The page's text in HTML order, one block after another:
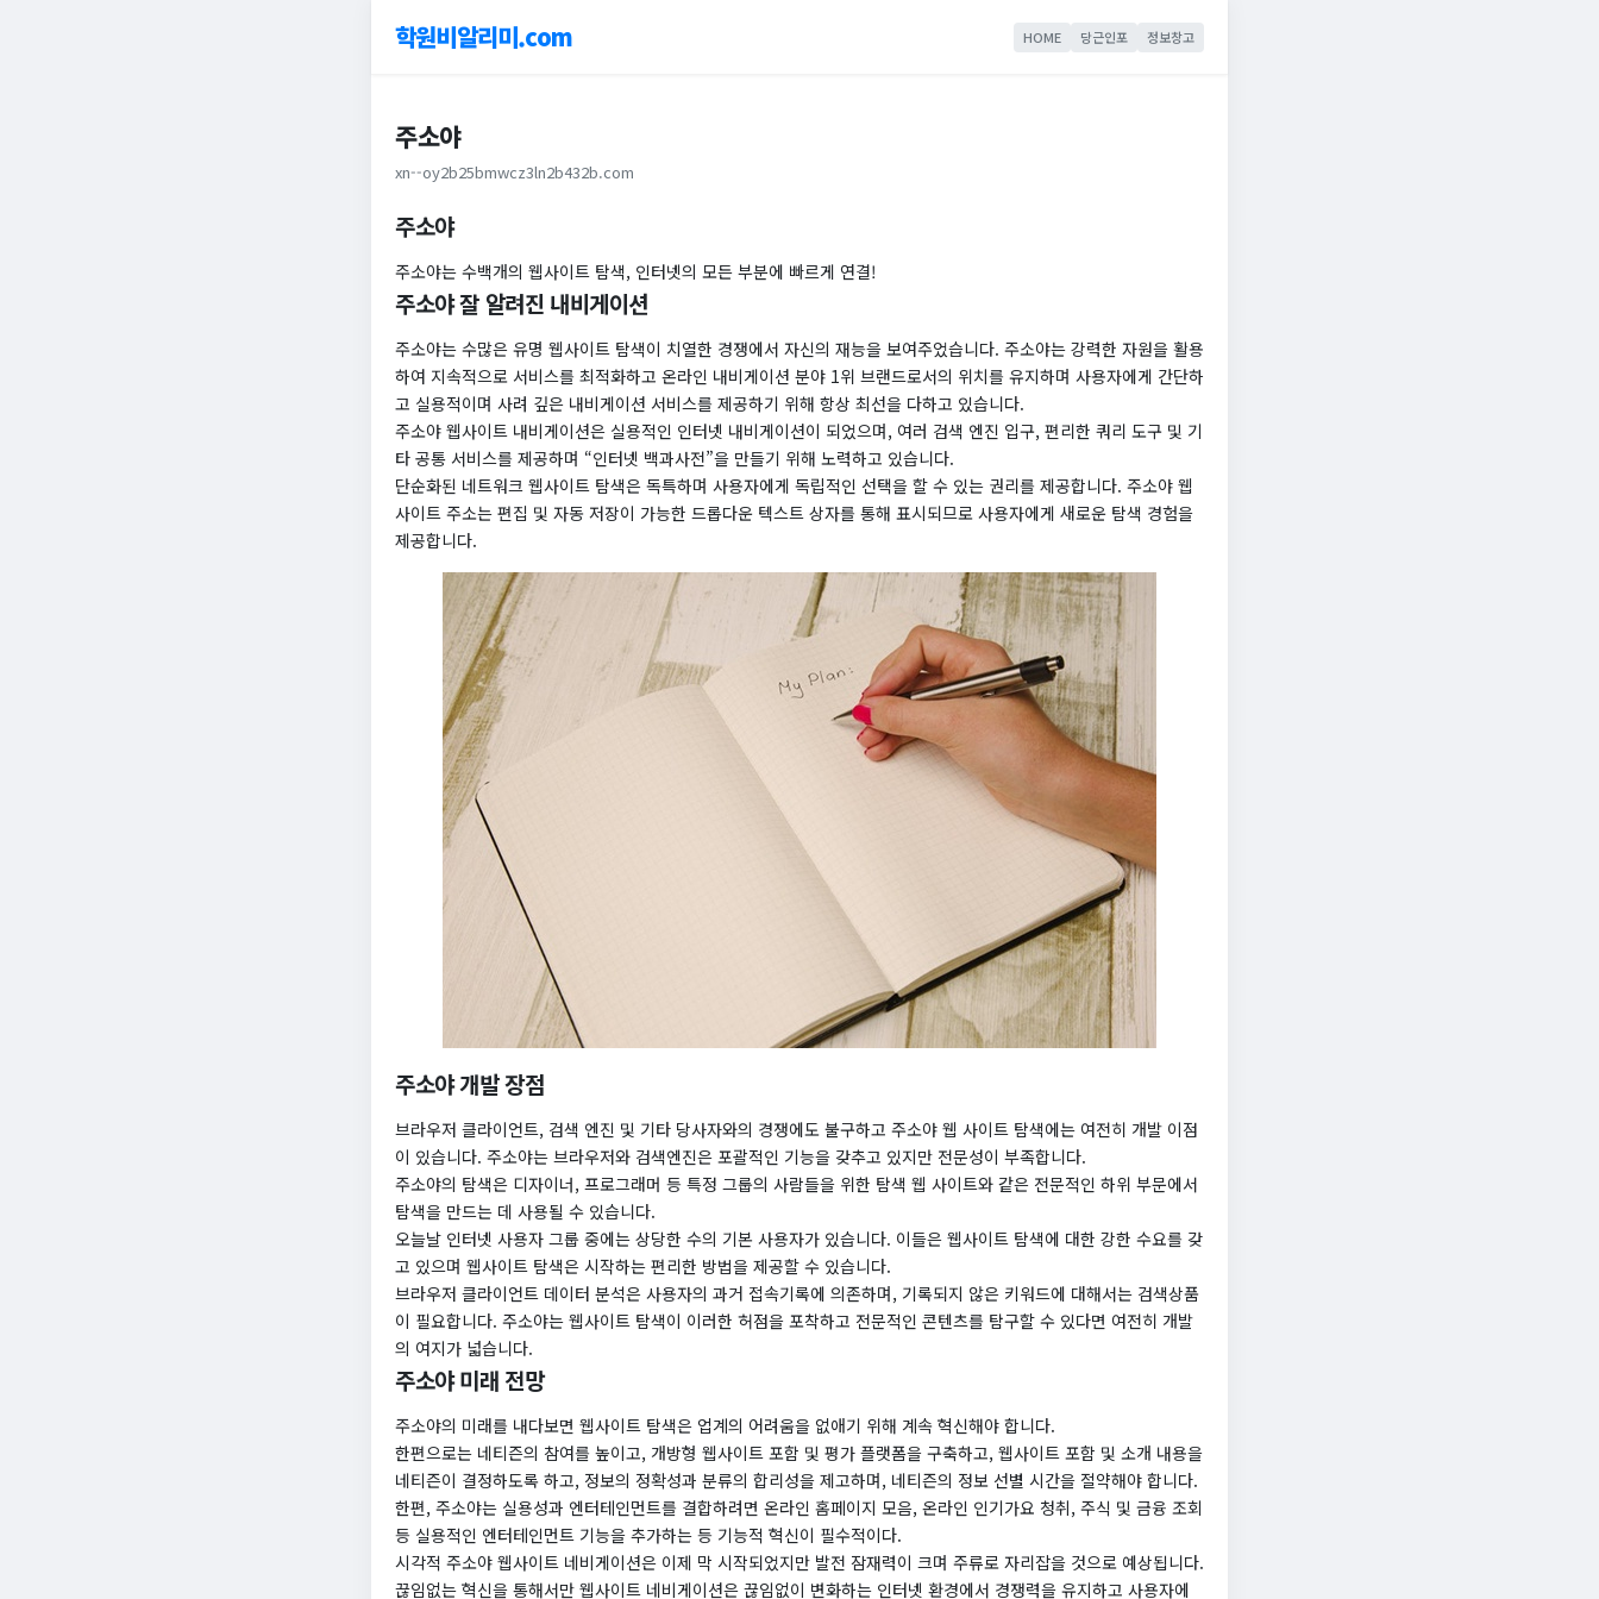
학원비알리미.com HOME 당근인포 정보창고
주소야
xn--oy2b25bmwcz3ln2b432b.com
주소야
주소야는 수백개의 웹사이트 탐색, 인터넷의 모든 부분에 빠르게 연결!
주소야 잘 알려진 내비게이션
주소야는 수많은 유명 웹사이트 탐색이 치열한 경쟁에서 자신의 재능을 보여주었습니다. 주소야는 강력한 자원을 활용
하여 지속적으로 서비스를 최적화하고 온라인 내비게이션 분야 1위 브랜드로서의 위치를 ​​유지하며 사용자에게 간단하
고 실용적이며 사려 깊은 내비게이션 서비스를 제공하기 위해 항상 최선을 다하고 있습니다.
주소야 웹사이트 내비게이션은 실용적인 인터넷 내비게이션이 되었으며, 여러 검색 엔진 입구, 편리한 쿼리 도구 및 기
타 공통 서비스를 제공하며 “인터넷 백과사전”을 만들기 위해 노력하고 있습니다.
단순화된 네트워크 웹사이트 탐색은 독특하며 사용자에게 독립적인 선택을 할 수 있는 권리를 제공합니다. 주소야 웹
사이트 주소는 편집 및 자동 저장이 가능한 드롭다운 텍스트 상자를 통해 표시되므로 사용자에게 새로운 탐색 경험을
제공합니다.
주소야 개발 장점
브라우저 클라이언트, 검색 엔진 및 기타 당사자와의 경쟁에도 불구하고 주소야 웹 사이트 탐색에는 여전히 개발 이점
이 있습니다. 주소야는 브라우저와 검색엔진은 포괄적인 기능을 갖추고 있지만 전문성이 부족합니다.
주소야의 탐색은 디자이너, 프로그래머 등 특정 그룹의 사람들을 위한 탐색 웹 사이트와 같은 전문적인 하위 부문에서
탐색을 만드는 데 사용될 수 있습니다.
오늘날 인터넷 사용자 그룹 중에는 상당한 수의 기본 사용자가 있습니다. 이들은 웹사이트 탐색에 대한 강한 수요를 갖
고 있으며 웹사이트 탐색은 시작하는 편리한 방법을 제공할 수 있습니다.
브라우저 클라이언트 데이터 분석은 사용자의 과거 접속기록에 의존하며, 기록되지 않은 키워드에 대해서는 검색상품
이 필요합니다. 주소야는 웹사이트 탐색이 이러한 허점을 포착하고 전문적인 콘텐츠를 탐구할 수 있다면 여전히 개발
의 여지가 넓습니다.
주소야 미래 전망
주소야의 미래를 내다보면 웹사이트 탐색은 업계의 어려움을 없애기 위해 계속 혁신해야 합니다.
한편으로는 네티즌의 참여를 높이고, 개방형 웹사이트 포함 및 평가 플랫폼을 구축하고, 웹사이트 포함 및 소개 내용을
네티즌이 결정하도록 하고, 정보의 정확성과 분류의 합리성을 제고하며, 네티즌의 정보 선별 시간을 절약해야 합니다.
한편, 주소야는 실용성과 엔터테인먼트를 결합하려면 온라인 홈페이지 모음, 온라인 인기가요 청취, 주식 및 금융 조회
등 실용적인 엔터테인먼트 기능을 추가하는 등 기능적 혁신이 필수적이다.
시각적 주소야 웹사이트 네비게이션은 이제 막 시작되었지만 발전 잠재력이 크며 주류로 자리잡을 것으로 예상됩니다.
끊임없는 혁신을 통해서만 웹사이트 네비게이션은 끊임없이 변화하는 인터넷 환경에서 경쟁력을 유지하고 사용자에